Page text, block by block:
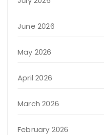
June 2026
May 2026
April 2026
March 2026
February 2026